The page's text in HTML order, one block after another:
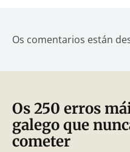
Os comentarios están
Os 250 erros
galego que
cometer